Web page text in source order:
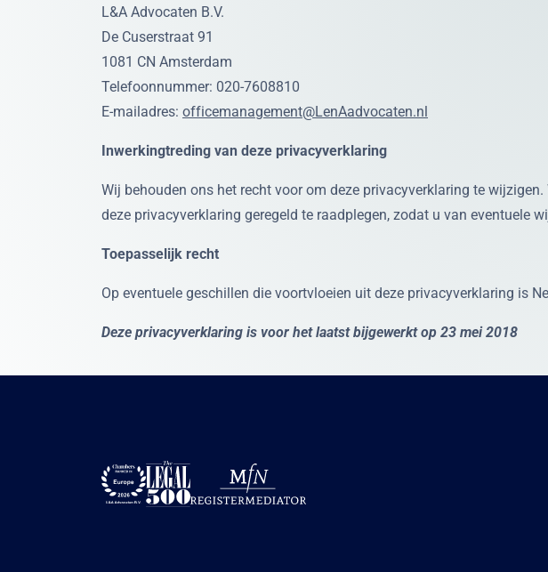
L&A Advocaten B.V.
De Cuserstraat 91
1081 CN Amsterdam
Telefoonnummer: 020-7608810
E-mailadres: officemanagement@LenAadvocaten.nl
Inwerkingtreding van deze privacyverklaring
Wij behouden ons het recht voor om deze privacyverklaring te
deze privacyverklaring geregeld te raadplegen, zodat u van eventuele
Toepasselijk recht
Op eventuele geschillen die voortvloeien uit deze privacyverklaring is
Deze privacyverklaring is voor het laatst bijgewerkt op 23 mei 2018